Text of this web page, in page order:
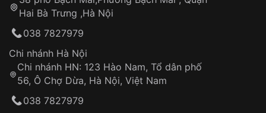
Hotline: 0585 215 215
Từ khóa SEO:
Tự ý sửa chữa
thống VNLUX
Đảm bảo quyền lợi khách hàng
Hai Bà Trưng ,Hà Nội
038 7827979
Chi nhánh Hà Nội
Chi nhánh HN: 123 Hào Nam, Tổ dân phố
56, Ô Chợ Dừa, Hà Nội, Việt Nam
038 7827979